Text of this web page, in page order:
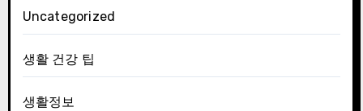
Uncategorized
생활 건강 팁
생활정보